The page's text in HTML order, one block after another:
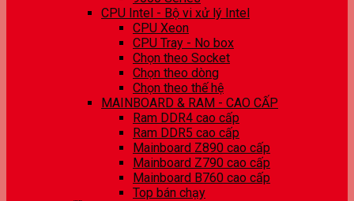
CPU Intel - Bộ vi xử lý Intel
CPU Xeon
CPU Tray - No box
Chọn theo Socket
Chọn theo dòng
Chọn theo thế hệ
MAINBOARD & RAM - CAO CẤP
Ram DDR4 cao cấp
Ram DDR5 cao cấp
Mainboard Z890 cao cấp
Mainboard Z790 cao cấp
Mainboard B760 cao cấp
Top bán chạy